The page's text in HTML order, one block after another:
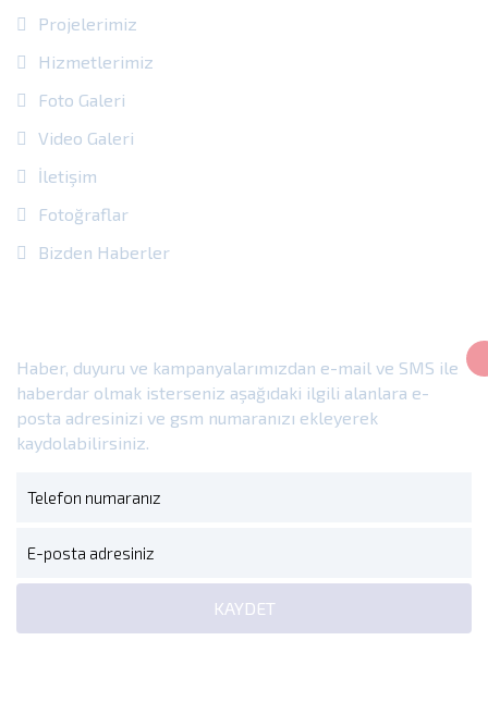
Projelerimiz
Hizmetlerimiz
Foto Galeri
Video Galeri
İletişim
Fotoğraflar
Bizden Haberler
Haber, duyuru ve kampanyalarımızdan e-mail ve SMS ile
haberdar olmak isterseniz aşağıdaki ilgili alanlara e-
posta adresinizi ve gsm numaranızı ekleyerek
kaydolabilirsiniz.
KAYDET